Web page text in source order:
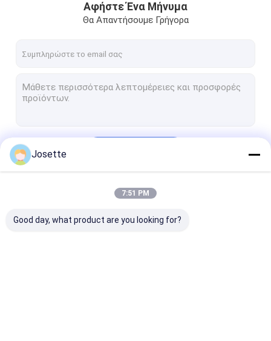
Φίλτρο δίσκου μεμβράνης
PES μεμβράνη
Μεμβράνη ίνας υάλου
Μυκητήρα PP
Αφήστε Ένα Μήνυμα
Θα Απαντήσουμε Γρήγορα
Josette
7:51 PM
Good day, what product are you looking for?